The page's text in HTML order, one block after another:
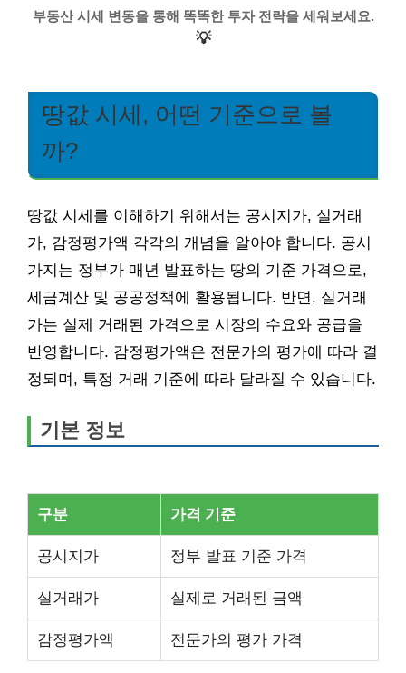
부동산 시세 변동을 통해 똑똑한 투자 전략을 세워보세요.
💡
땅값 시세, 어떤 기준으로 볼
까?
땅값 시세를 이해하기 위해서는 공시지가, 실거래
가, 감정평가액 각각의 개념을 알아야 합니다. 공시
가지는 정부가 매년 발표하는 땅의 기준 가격으로,
세금계산 및 공공정책에 활용됩니다. 반면, 실거래
가는 실제 거래된 가격으로 시장의 수요와 공급을
반영합니다. 감정평가액은 전문가의 평가에 따라 결
정되며, 특정 거래 기준에 따라 달라질 수 있습니다.
기본 정보
구분 가격 기준
공시지가 정부 발표 기준 가격
실거래가 실제로 거래된 금액
감정평가액 전문가의 평가 가격